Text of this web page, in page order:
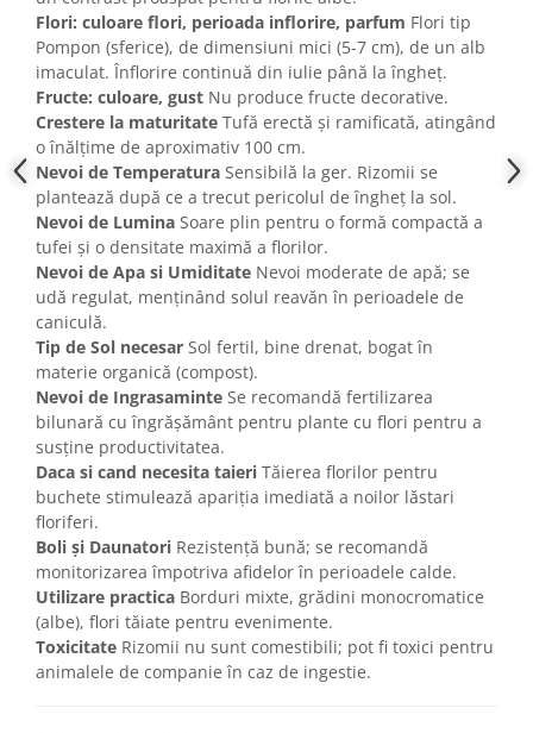
Flori: culoare flori, perioada inflorire, parfum Flori tip
Pompon (sferice), de dimensiuni mici (5-7 cm), de un alb
imaculat. Înflorire continuă din iulie până la îngheț.
Fructe: culoare, gust Nu produce fructe decorative.
Crestere la maturitate Tufă erectă și ramificată, atingând
o înălțime de aproximativ 100 cm.
Nevoi de Temperatura Sensibilă la ger. Rizomii se
plantează după ce a trecut pericolul de îngheț la sol.
Nevoi de Lumina Soare plin pentru o formă compactă a
tufei și o densitate maximă a florilor.
Nevoi de Apa si Umiditate Nevoi moderate de apă; se
udă regulat, menținând solul reavăn în perioadele de
caniculă.
Tip de Sol necesar Sol fertil, bine drenat, bogat în
materie organică (compost).
Nevoi de Ingrasaminte Se recomandă fertilizarea
bilunară cu îngrășământ pentru plante cu flori pentru a
susține productivitatea.
Daca si cand necesita taieri Tăierea florilor pentru
buchete stimulează apariția imediată a noilor lăstari
floriferi.
Boli și Daunatori Rezistență bună; se recomandă
monitorizarea împotriva afidelor în perioadele calde.
Utilizare practica Borduri mixte, grădini monocromatice
(albe), flori tăiate pentru evenimente.
Toxicitate Rizomii nu sunt comestibili; pot fi toxici pentru
animalele de companie în caz de ingestie.